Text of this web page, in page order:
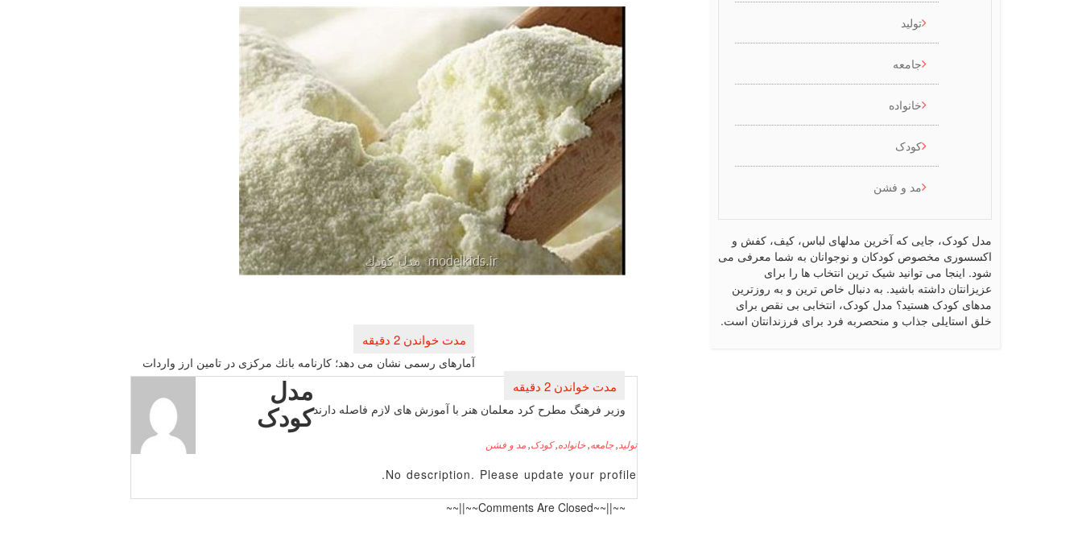
آمارهای رسمی نشان می دهد؛ كارنامه بانك مركزی در تامین ارز واردات
وزیر فرهنگ مطرح كرد معلمان هنر با آموزش های لازم فاصله دارند
مدل
کودک
تولید ,جامعه,خانواده,کودک, مد و فشن
No description. Please update your profile.
~~||~~Comments Are Closed~~||~~
تولید
جامعه
خانواده
کودک
مد و فشن
مدل کودک، جایی که آخرین مدلهای لباس، کیف، کفش و
اکسسوری مخصوص کودکان و نوجوانان به شما معرفی می
شود. اینجا می توانید شیک ترین انتخاب ها را برای
عزیزانتان داشته باشید. به دنبال خاص ترین و به روزترین
مدهای کودک هستید؟ مدل کودک، انتخابی بی نقص برای
خلق استایلی جذاب و منحصربه فرد برای فرزندانتان است.